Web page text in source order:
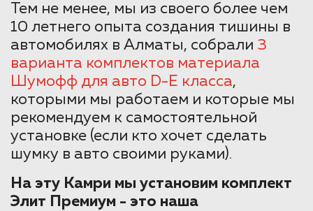
Тем не менее, мы из своего более чем
10 летнего опыта создания тишины в
автомобилях в Алматы, собрали 3
варианта комплектов материала
Шумофф для авто D-E класса,
которыми мы работаем и которые мы
рекомендуем к самостоятельной
установке (если кто хочет сделать
шумку в авто своими руками).
На эту Камри мы установим комплект
Элит Премиум - это наша